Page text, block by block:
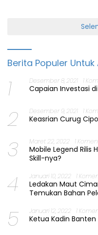
Berita Populer Untuk
1 Desember 8, 2021 1
Capaian Investasi
2 Desember 9, 2021 1
Keasrian Curug
3 Maret 22, 2022 1
Mobile Legend Rilis
Skill-nya?
4 Januari 10, 2022 1
Ledakan Maut
Temukan Bahan
5 Januari 12, 2022 1
Ketua Kadin Banten